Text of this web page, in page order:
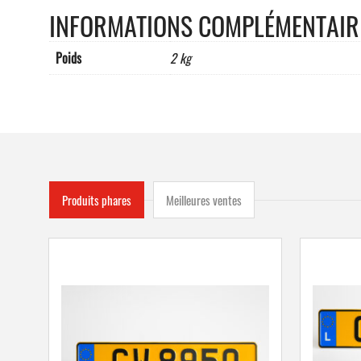
INFORMATIONS
Poids 2 kg
Produits phares Meilleures ventes